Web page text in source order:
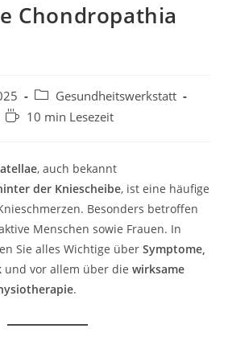
Chondropathia
Gesundheitswerkstatt
10 min Lesezeit
, auch bekannt
der Kniescheibe, ist eine häufige
Besonders betroffen
Menschen sowie Frauen. In
Sie alles Wichtige überSymptome,
und vor allem über diewirksame
.